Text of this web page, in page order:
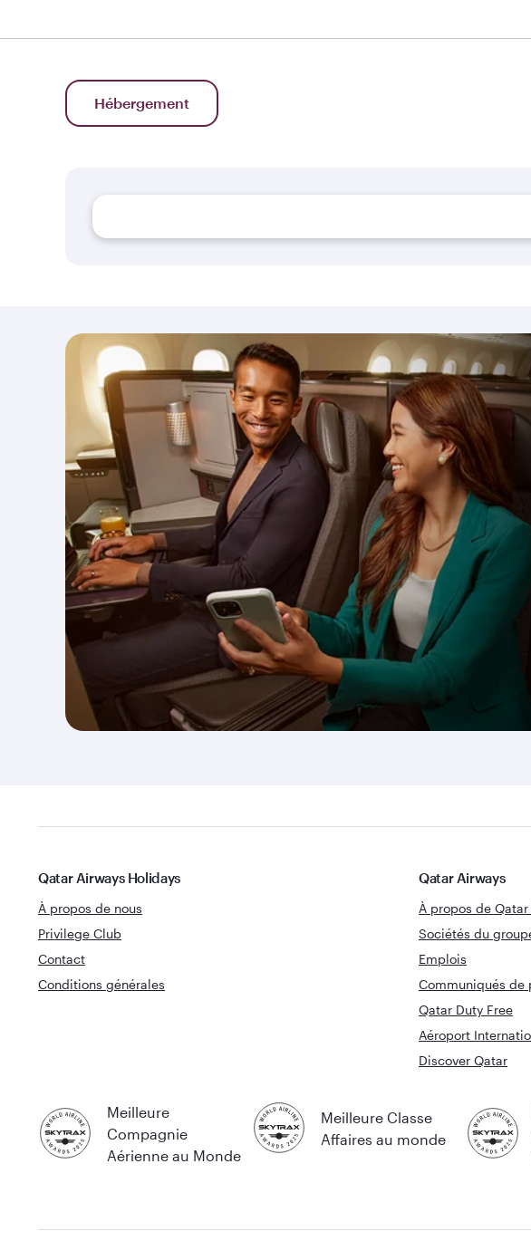
Hébergement
Qatar Airways Holidays
À propos de nous
Privilege Club
Contact
Conditions générales
Qatar Airways
À propos de Qatar
Sociétés du
Emplois
Communiqués de
Qatar Duty Free
Aéroport
Discover Qatar
Meilleure
Compagnie
Aérienne au Monde
Meilleure Classe
Affaires au monde